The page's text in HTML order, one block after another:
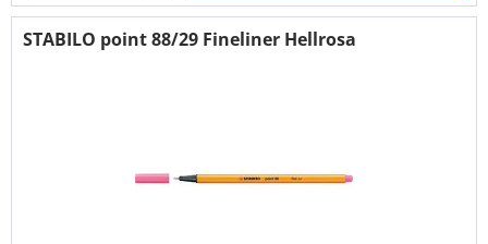
STABILO point 88/29 Fineliner Hellrosa